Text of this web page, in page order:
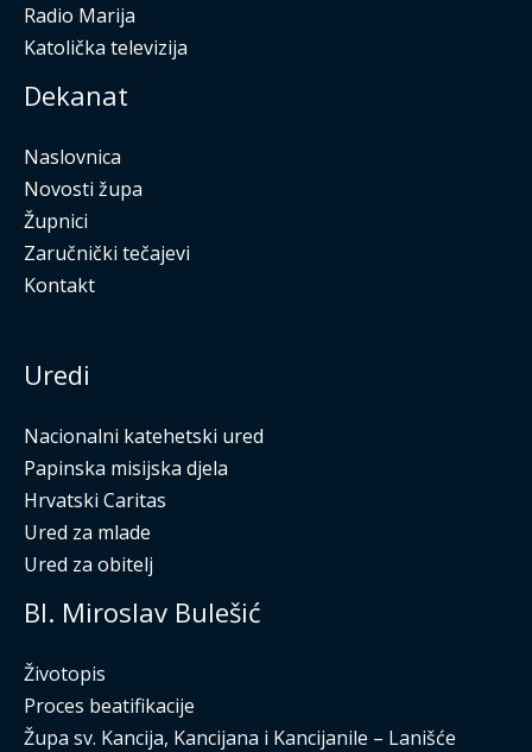
Radio Marija
Katolička televizija
Dekanat
Naslovnica
Novosti župa
Župnici
Zaručnički tečajevi
Kontakt
Uredi
Nacionalni katehetski ured
Papinska misijska djela
Hrvatski Caritas
Ured za mlade
Ured za obitelj
Bl. Miroslav Bulešić
Životopis
Proces beatifikacije
Župa sv. Kancija, Kancijana i Kancijanile – Lanišće